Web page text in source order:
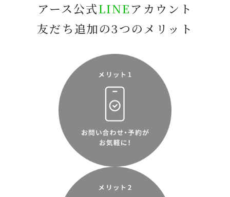
アース公式LINEアカウント
友だち追加の3つのメリット